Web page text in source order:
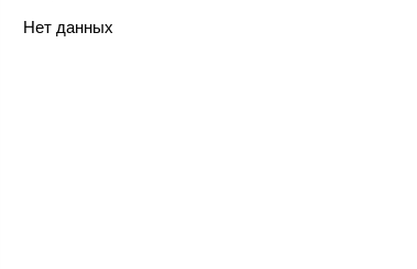
Нет данных